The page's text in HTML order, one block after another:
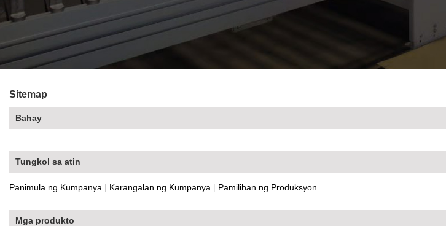
Sitemap
Bahay
Tungkol sa atin
Panimula ng Kumpanya | Karangalan ng Kumpanya | Pamilihan ng Produksyon
Mga produkto